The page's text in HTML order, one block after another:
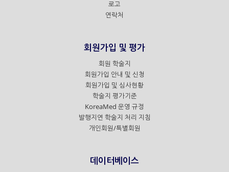
로고
연락처
회원가입 및 평가
회원 학술지
회원가입 안내 및 신청
회원가입 및 심사현황
학술지 평가기준
KoreaMed 운영 규정
발행지연 학술지 처리 지침
개인회원/특별회원
데이터베이스